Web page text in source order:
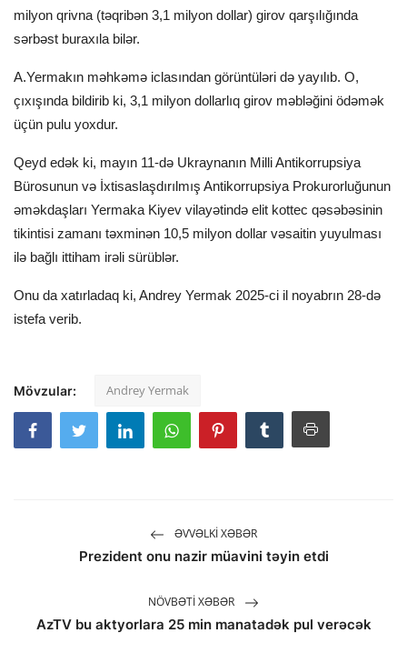
milyon qrivna (təqribən 3,1 milyon dollar) girov qarşılığında
sərbəst buraxıla bilər.
A.Yermakın məhkəmə iclasından görüntüləri də yayılıb. O,
çıxışında bildirib ki, 3,1 milyon dollarlıq girov məbləğini ödəmək
üçün pulu yoxdur.
Qeyd edək ki, mayın 11-də Ukraynanın Milli Antikorrupsiya
Bürosunun və İxtisaslaşdırılmış Antikorrupsiya Prokurorluğunun
əməkdaşları Yermaka Kiyev vilayətində elit kottec qəsəbəsinin
tikintisi zamanı təxminən 10,5 milyon dollar vəsaitin yuyulması
ilə bağlı ittiham irəli sürüblər.
Onu da xatırladaq ki, Andrey Yermak 2025-ci il noyabrın 28-də
istefa verib.
Mövzular: Andrey Yermak
ƏVVƏLKI XƏBƏR
Prezident onu nazir müavini təyin etdi
NÖVBƏTI XƏBƏR
AzTV bu aktyorlara 25 min manatadək pul verəcək